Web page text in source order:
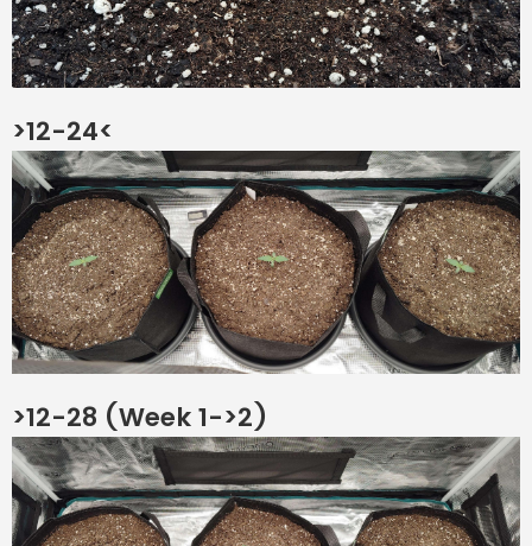
>12-24<
>12-28 (Week 1->2)